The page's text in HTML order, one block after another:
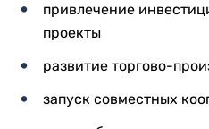
привлечение
проекты
развитие торгово-
запуск совместных